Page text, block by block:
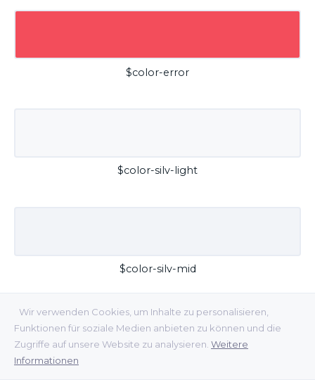
Wir verwenden Cookies, um Inhalte zu personalisieren,
Funktionen für soziale Medien anbieten zu können und die
Zugriffe auf unsere Website zu analysieren. Weitere
Informationen
$color-error
$color-silv-light
$color-silv-mid